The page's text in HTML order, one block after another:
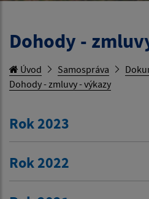
Dohody -
Úvod Samospráva
Dohody - zmluvy - výkazy
Rok 2023
Rok 2022